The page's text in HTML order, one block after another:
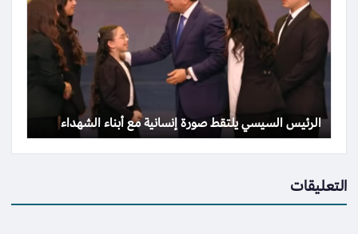
الرئيس السيسي يلتقط صورة إنسانية مع أبناء الشهداء
التعليقات